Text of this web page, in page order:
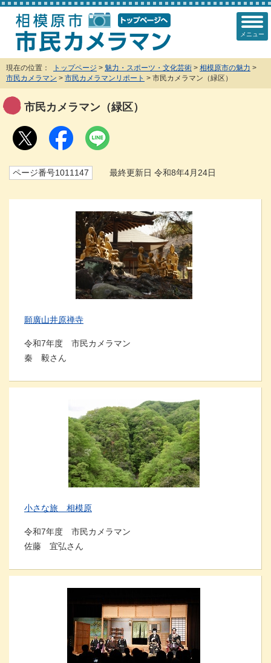
メニュー
現在の位置： トップページ > 魅力・スポーツ・文化芸術 > 相模原市の魅力 >
市民カメラマン > 市民カメラマンリポート > 市民カメラマン（緑区）
市民カメラマン（緑区）
ページ番号1011147 最終更新日 令和8年4月24日
願廣山井原禅寺
令和7年度 市民カメラマン
秦 毅さん
小さな旅 相模原
令和7年度 市民カメラマン
佐藤 宜弘さん